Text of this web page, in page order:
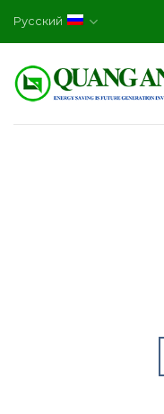
Русский